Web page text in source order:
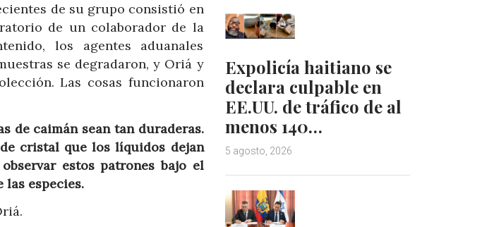
de su grupo consistió en
de un colaborador de la
los agentes aduanales
se degradaron, y Oriá y
Las cosas funcionaron
de caimán sean tan duraderas.
cristal que los líquidos dejan
estos patrones bajo el
especies.
Expolicía haitiano se
declara culpable en
EE.UU. de tráfico de al
menos 140…
5 agosto, 2026